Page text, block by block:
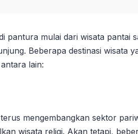
pantura mulai dari wisata pantai
Beberapa destinasi wisata
lain:
mengembangkan sektor
wisata religi. Akan tetapi,